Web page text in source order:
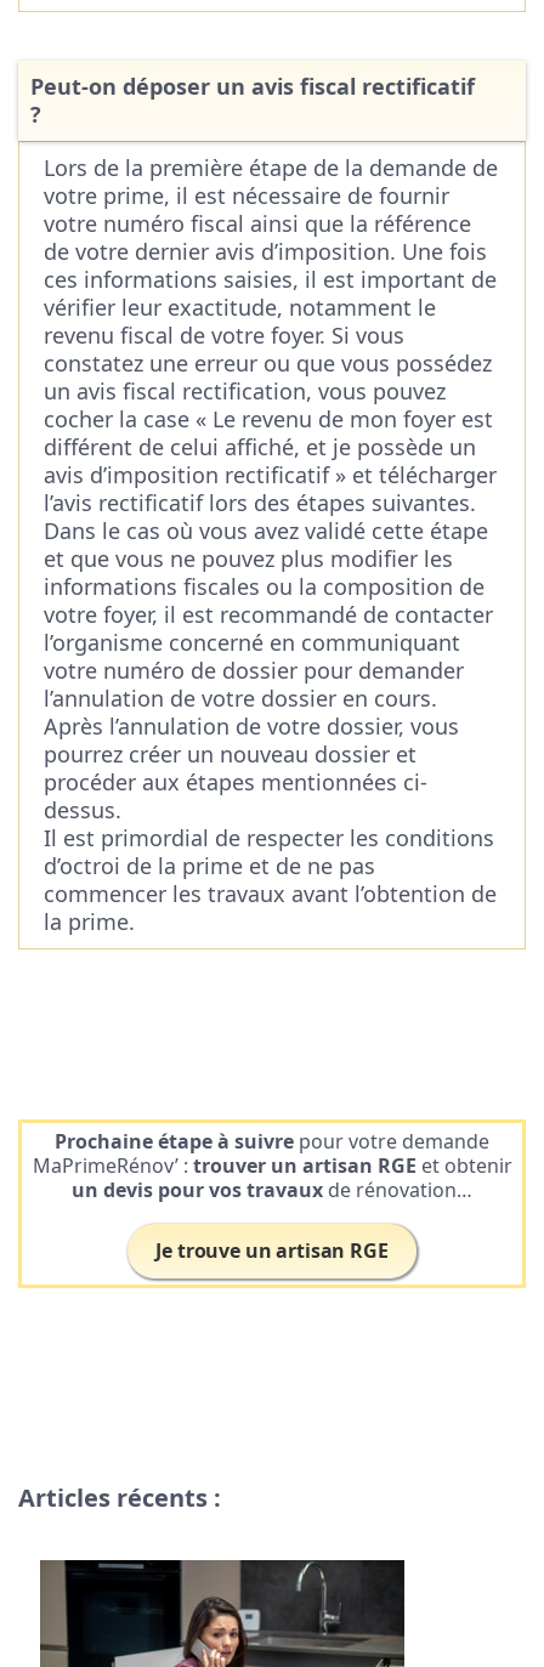
Peut-on déposer un avis fiscal rectificatif
?
Lors de la première étape de la demande de
votre prime, il est nécessaire de fournir
votre numéro fiscal ainsi que la référence
de votre dernier avis d’imposition. Une fois
ces informations saisies, il est important de
vérifier leur exactitude, notamment le
revenu fiscal de votre foyer. Si vous
constatez une erreur ou que vous possédez
un avis fiscal rectification, vous pouvez
cocher la case « Le revenu de mon foyer est
différent de celui affiché, et je possède un
avis d’imposition rectificatif » et télécharger
l’avis rectificatif lors des étapes suivantes.
Dans le cas où vous avez validé cette étape
et que vous ne pouvez plus modifier les
informations fiscales ou la composition de
votre foyer, il est recommandé de contacter
l’organisme concerné en communiquant
votre numéro de dossier pour demander
l’annulation de votre dossier en cours.
Après l’annulation de votre dossier, vous
pourrez créer un nouveau dossier et
procéder aux étapes mentionnées ci-
dessus.
Il est primordial de respecter les conditions
d’octroi de la prime et de ne pas
commencer les travaux avant l’obtention de
la prime.
Prochaine étape à suivre pour votre demande
MaPrimeRénov’ : trouver un artisan RGE et obtenir
un devis pour vos travaux de rénovation…
Je trouve un artisan RGE
Articles récents :